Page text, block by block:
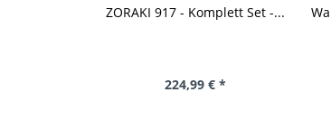
ZORAKI 917 - Komplett Set -...
224,99 € *